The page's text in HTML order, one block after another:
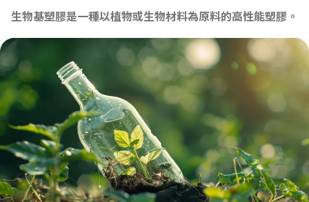
生物基塑膠是一種以植物或生物材料為原料的高性能塑膠。